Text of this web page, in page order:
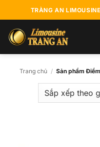
qua
nội
dung
TRÀNG AN
Trang chủ / Sản phẩm